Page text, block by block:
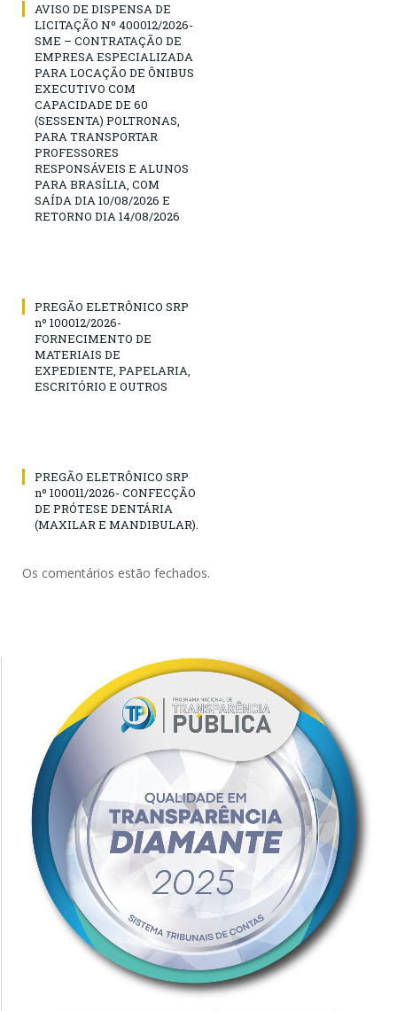
AVISO DE DISPENSA DE
LICITAÇÃO Nº 400012/2026-
SME – CONTRATAÇÃO DE
EMPRESA ESPECIALIZADA
PARA LOCAÇÃO DE ÔNIBUS
EXECUTIVO COM
CAPACIDADE DE 60
(SESSENTA) POLTRONAS,
PARA TRANSPORTAR
PROFESSORES
RESPONSÁVEIS E ALUNOS
PARA BRASÍLIA, COM
SAÍDA DIA 10/08/2026 E
RETORNO DIA 14/08/2026
PREGÃO ELETRÔNICO SRP
nº 100012/2026-
FORNECIMENTO DE
MATERIAIS DE
EXPEDIENTE, PAPELARIA,
ESCRITÓRIO E OUTROS
PREGÃO ELETRÔNICO SRP
nº 100011/2026- CONFECÇÃO
DE PRÓTESE DENTÁRIA
(MAXILAR E MANDIBULAR).
Os comentários estão fechados.